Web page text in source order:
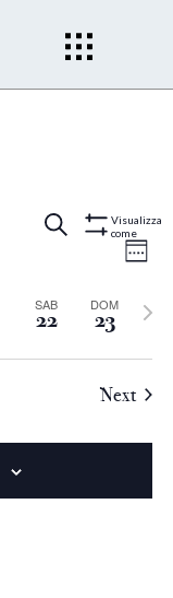
Eventi
e
viste
Cerca
Mostra
Visualizza
come
SAB
22
DOM
23
Next
Next